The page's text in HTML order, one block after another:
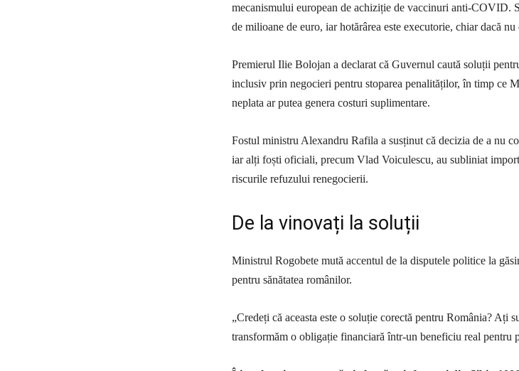
mecanismului european de achiziție de vaccinuri anti-COVID.
de milioane de euro, iar hotărârea este executorie, chiar dacă
Premierul Ilie Bolojan a declarat că Guvernul caută soluții
inclusiv prin negocieri pentru stoparea penalităților, în timp ce
neplata ar putea genera costuri suplimentare.
Fostul ministru Alexandru Rafila a susținut că decizia de a nu
iar alți foști oficiali, precum Vlad Voiculescu, au subliniat
riscurile refuzului renegocierii.
De la vinovați la soluții
Ministrul Rogobete mută accentul de la disputele politice la
pentru sănătatea românilor.
„Credeți că aceasta este o soluție corectă pentru România? Ați
transformăm o obligație financiară într-un beneficiu real pentru